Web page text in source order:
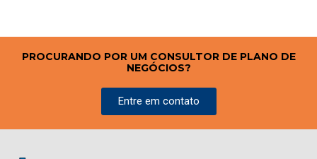
PROCURANDO POR UM CONSULTOR DE PLANO DE
NEGÓCIOS?
Entre em contato